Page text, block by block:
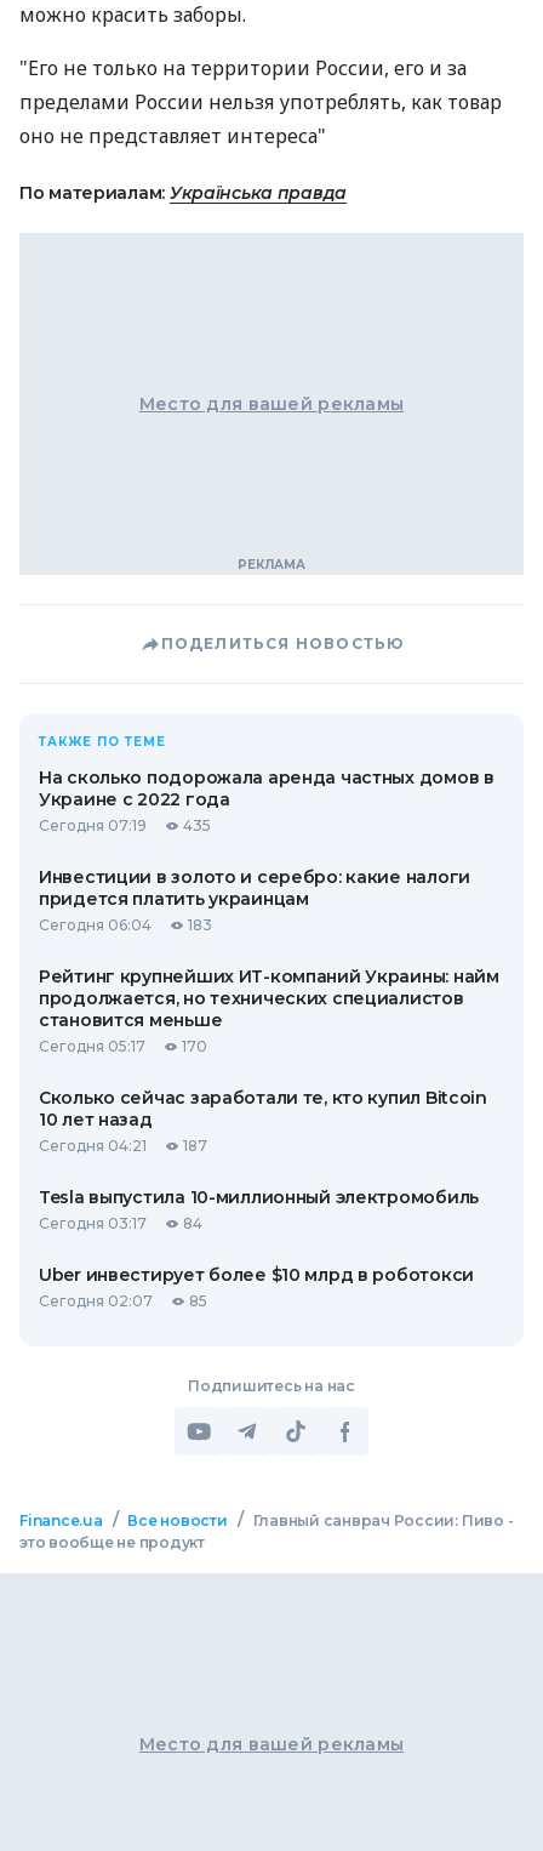
можно красить заборы.
"Его не только на территории России, его и за
пределами России нельзя употреблять, как товар
оно не представляет интереса"
По материалам: Українська правда
Место для вашей рекламы
ПОДЕЛИТЬСЯ НОВОСТЬЮ
ТАКЖЕ ПО ТЕМЕ
На сколько подорожала аренда частных домов в
Украине с 2022 года
Сегодня 07:19 435
Инвестиции в золото и серебро: какие налоги
придется платить украинцам
Сегодня 06:04 183
Рейтинг крупнейших ИТ-компаний Украины: найм
продолжается, но технических специалистов
становится меньше
Сегодня 05:17 170
Сколько сейчас заработали те, кто купил Bitcoin
10 лет назад
Сегодня 04:21 187
Tesla выпустила 10-миллионный электромобиль
Сегодня 03:17 84
Uber инвестирует более $10 млрд в роботокси
Сегодня 02:07 85
Подпишитесь на нас
Finance.ua / Все новости /
Главный санврач России: Пиво -
это вообще не продукт
Место для вашей рекламы